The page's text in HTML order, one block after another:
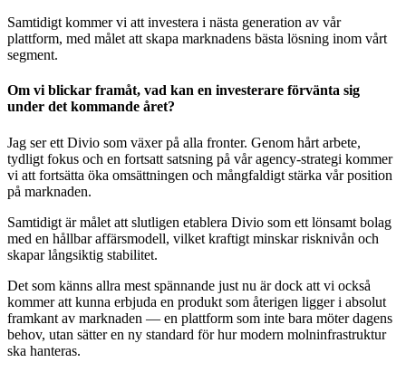
Samtidigt kommer vi att investera i nästa generation av vår
plattform, med målet att skapa marknadens bästa lösning inom vårt
segment.
Om vi blickar framåt, vad kan en investerare förvänta sig
under det kommande året?
Jag ser ett Divio som växer på alla fronter. Genom hårt arbete,
tydligt fokus och en fortsatt satsning på vår agency-strategi kommer
vi att fortsätta öka omsättningen och mångfaldigt stärka vår position
på marknaden.
Samtidigt är målet att slutligen etablera Divio som ett lönsamt bolag
med en hållbar affärsmodell, vilket kraftigt minskar risknivån och
skapar långsiktig stabilitet.
Det som känns allra mest spännande just nu är dock att vi också
kommer att kunna erbjuda en produkt som återigen ligger i absolut
framkant av marknaden — en plattform som inte bara möter dagens
behov, utan sätter en ny standard för hur modern molninfrastruktur
ska hanteras.